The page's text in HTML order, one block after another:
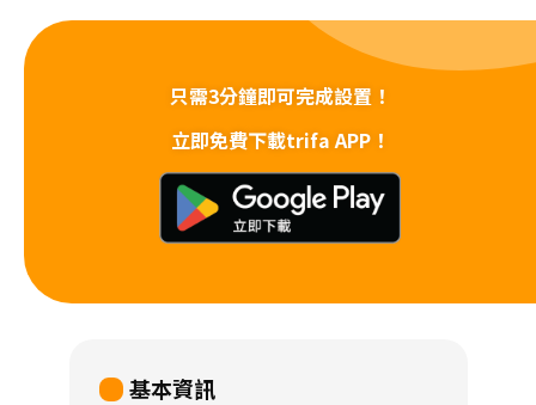
只需3分鐘即可完成設置！
立即免費下載trifa APP！
基本資訊